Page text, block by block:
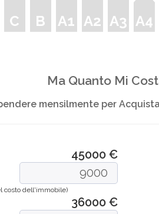
C B A1 A2 A3 A4
Ma Quanto Mi
mensilmente per
45000 €
costo dell'immobile)
36000€